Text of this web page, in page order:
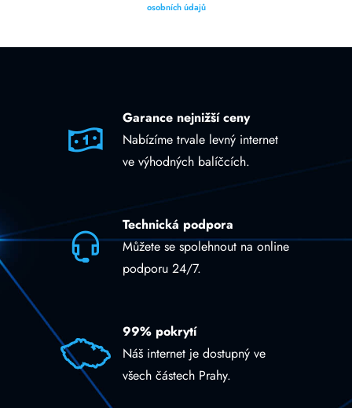
osobních údajů
Garance nejnižší ceny
Nabízíme trvale levný internet
ve výhodných balíčcích.
Technická podpora
Můžete se spolehnout na online
podporu 24/7.
99% pokrytí
Náš internet je dostupný ve
všech částech Prahy.